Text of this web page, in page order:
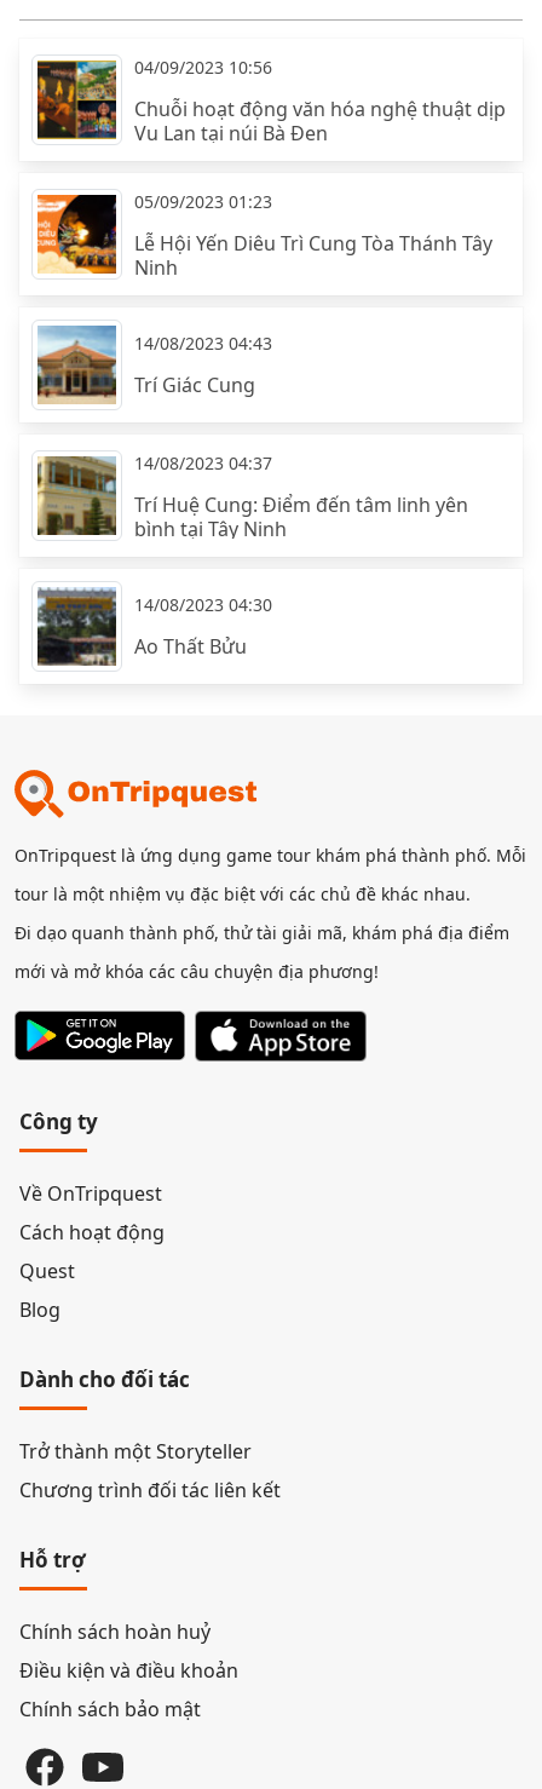
04/09/2023 10:56
Chuỗi hoạt động văn hóa nghệ thuật dịp
Vu Lan tại núi Bà Đen
05/09/2023 01:23
Lễ Hội Yến Diêu Trì Cung Tòa Thánh Tây
Ninh
14/08/2023 04:43
Trí Giác Cung
14/08/2023 04:37
Trí Huệ Cung: Điểm đến tâm linh yên
bình tại Tây Ninh
14/08/2023 04:30
Ao Thất Bửu
OnTripquest là ứng dụng game tour khám phá thành phố. Mỗi
tour là một nhiệm vụ đặc biệt với các chủ đề khác nhau.
Đi dạo quanh thành phố, thử tài giải mã, khám phá địa điểm
mới và mở khóa các câu chuyện địa phương!
Công ty
Về OnTripquest
Cách hoạt động
Quest
Blog
Dành cho đối tác
Trở thành một Storyteller
Chương trình đối tác liên kết
Hỗ trợ
Chính sách hoàn huỷ
Điều kiện và điều khoản
Chính sách bảo mật